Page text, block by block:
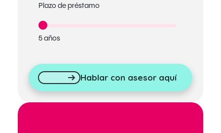
Plazo de préstamo
5 años
Hablar con asesor aquí